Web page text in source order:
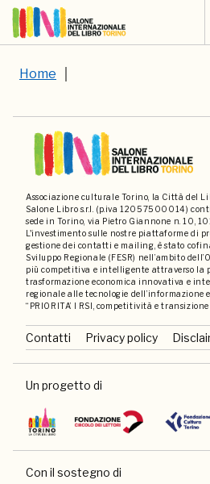
Home
Associazione culturale Torino, la Città del
Salone Libro s.r.l. (p.iva 12057500014)
sede in Torino, via Pietro Giannone n. 10,
L'investimento sulle nostre piattaforme di
gestione dei contatti e mailing, è stato
Sviluppo Regionale (FESR) nell’ambito
più competitiva e intelligente attraverso la
trasformazione economica innovativa e
regionale alle tecnologie dell’informazione
“PRIORITA’ I RSI, competitività e
Contatti Privacy policy
Un progetto di
Con il sostegno di